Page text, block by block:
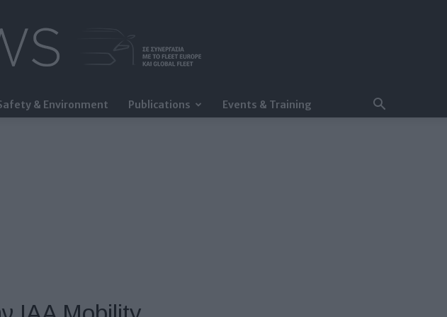
& Environment Publications Events & Training